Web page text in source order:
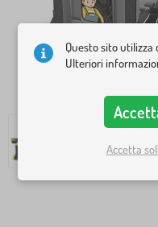
Questo sito utilizza
Ulteriori
Accetta